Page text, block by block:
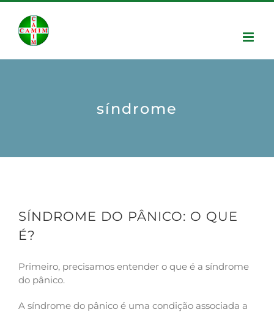
síndrome
SÍNDROME DO PÂNICO: O QUE
É?
Primeiro, precisamos entender o que é a síndrome
do pânico.
A síndrome do pânico é uma condição associada a